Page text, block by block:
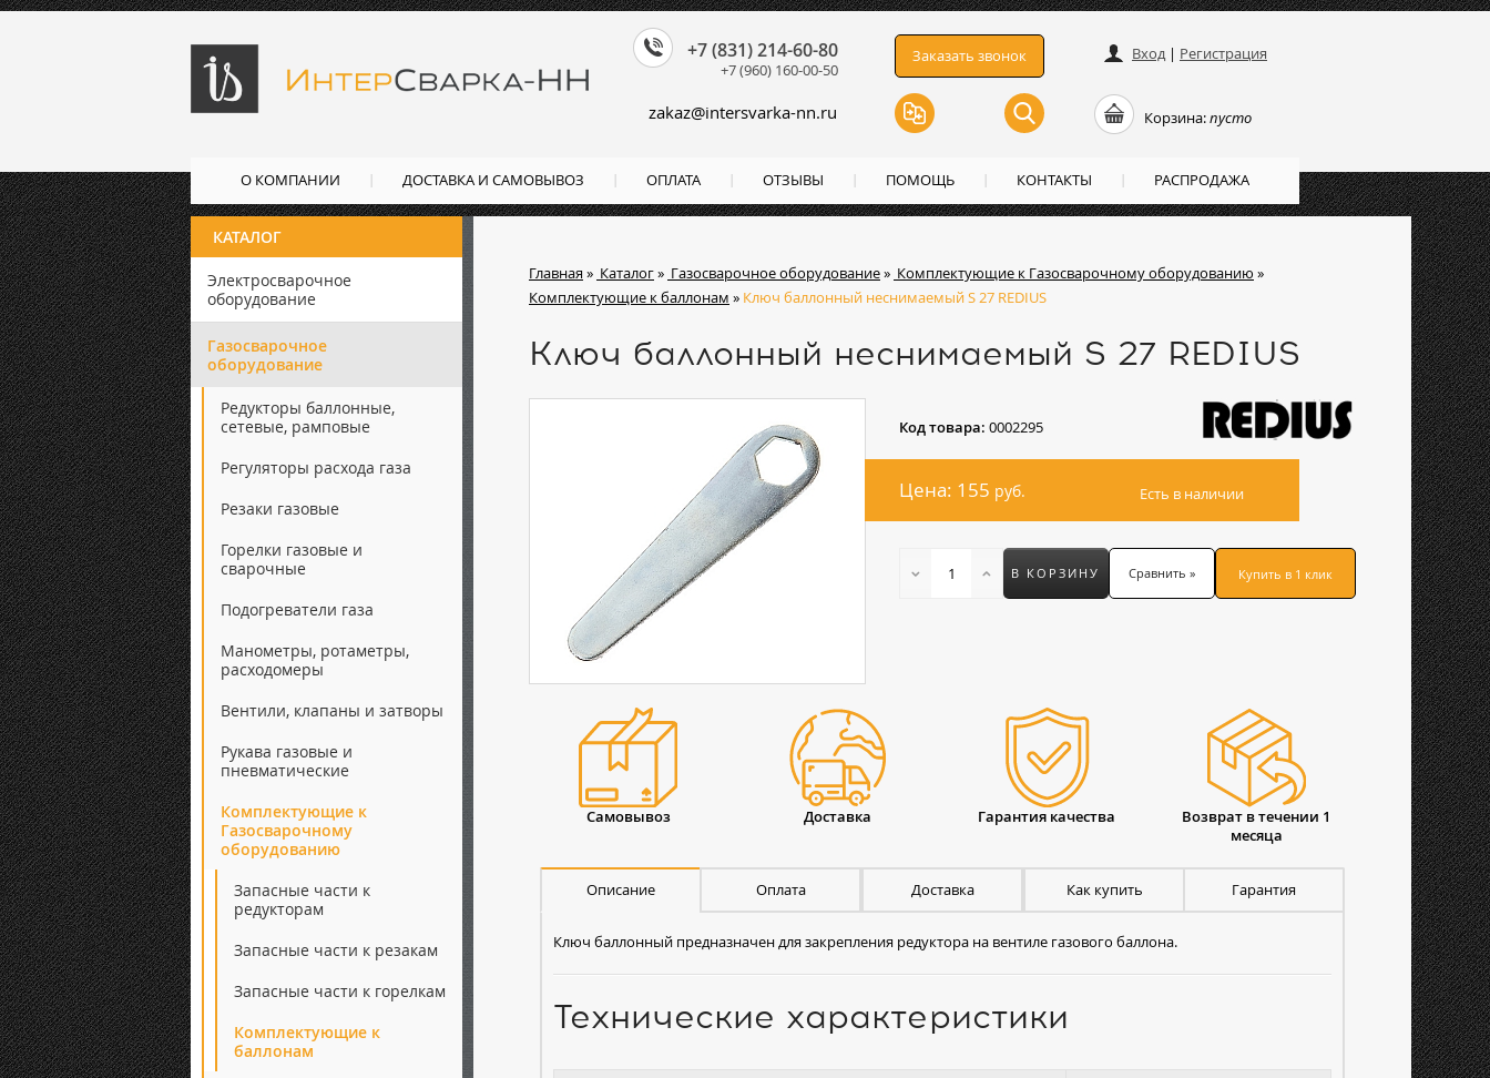
Главная» Каталог» Газосварочное оборудование» Комплектующие к Газосварочному оборудованию »
Комплектующие к баллонам » Ключ баллонный неснимаемый S 27 REDIUS
Ключ баллонный неснимаемый S 27 REDIUS
Код товара: 0002295
Цена: 155 руб. Есть в наличии
В КОРЗИНУ Сравнить » Купить в 1 клик
Самовывоз Доставка Гарантия качества
Возврат в течении 1
месяца
Описание Оплата Доставка Как купить Гарантия
Ключ баллонный предназначен для закрепления редуктора на вентиле газового баллона.
Технические характеристики
КАТАЛОГ
Электросварочное
оборудование
Газосварочное
оборудование
Редукторы баллонные,
сетевые, рамповые
Регуляторы расхода газа
Резаки газовые
Горелки газовые и
сварочные
Подогреватели газа
Манометры, ротаметры,
расходомеры
Вентили, клапаны и затворы
Рукава газовые и
пневматические
Комплектующие к
Газосварочному
оборудованию
Запасные части к
редукторам
Запасные части к резакам
Запасные части к горелкам
Комплектующие к
баллонам
Вход| Регистрация
Корзина:пусто
Заказать звонок
zakaz@intersvarka-nn.ru
+7 (831) 214-60-80
+7 (960) 160-00-50
О КОМПАНИИ ДОСТАВКА И САМОВЫВОЗ ОПЛАТА ОТЗЫВЫ ПОМОЩЬ КОНТАКТЫ РАСПРОДАЖА